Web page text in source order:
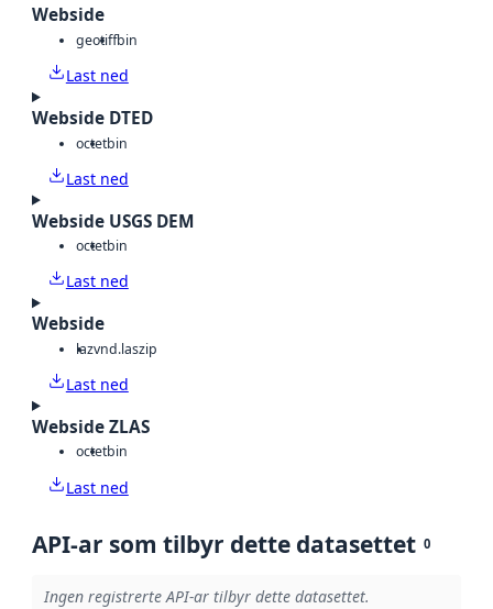
Webside
geotiffbin
Last ned
Webside DTED
octetbin
Last ned
Webside USGS DEM
octetbin
Last ned
Webside
lazvnd.laszip
Last ned
Webside ZLAS
octetbin
Last ned
API-ar som tilbyr dette datasettet 0
Ingen registrerte API-ar tilbyr dette datasettet.